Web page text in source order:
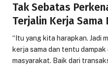
Tak Sebatas
Terjalin Kerja Sama
“Itu yang kita harapkan. Jadi
kerja sama dan tentu
masyarakat. Baik dari